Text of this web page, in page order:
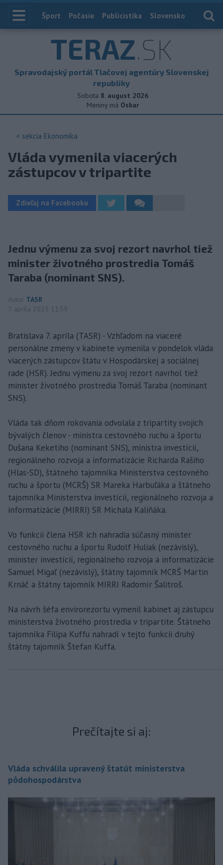
Index
Šport Počasie Publicistika Slovensko
TERAZ.SK
Spravodajský portál Tlačovej agentúry Slovenskej
republiky
Sobota 8. august 2026
Meniny má Oskar
< sekcia Ekonomika
Vláda vymenila viacerých
zástupcov v tripartite
Zdieľaj na Facebooku
Jednu výmenu za svoj rezort navrhol tiež
minister životného prostredia Tomáš
Taraba (nominant SNS).
Autor TASR
7. apríla 2025 11:59
Bratislava 7. apríla (TASR) - Vzhľadom na viaceré
personálne zmeny v kabinete vymenila v pondelok vláda
viacerých zástupcov štátu v Hospodárskej a sociálnej
rade (HSR). Jednu výmenu za svoj rezort navrhol tiež
minister životného prostredia Tomáš Taraba (nominant
SNS).
Vláda tak dňom rokovania odvolala z tripartity svojich
bývalých členov - ministra cestovného ruchu a športu
Dušana Keketiho (nominant SNS), ministra investícií,
regionálneho rozvoja a informatizácie Richarda Rašiho
(Hlas-SD), štátneho tajomníka Ministerstva cestovného
ruchu a športu (MCRŠ) SR Mareka Harbuľáka a štátneho
tajomníka Ministerstva investícií, regionálneho rozvoja a
informatizácie (MIRRI) SR Michala Kaliňáka.
Vo funkcii člena HSR ich nahradia súčasný minister
cestovného ruchu a športu Rudolf Huliak (nezávislý),
minister investícií, regionálneho rozvoja a informatizácie
Samuel Migaľ (nezávislý), štátny tajomník MCRŠ Martin
Krnáč a štátny tajomník MIRRI Radomír Šalitroš.
Na návrh šéfa envirorezortu vymenil kabinet aj zástupcu
ministerstva životného prostredia v tripartite. Štátneho
tajomníka Filipa Kuffu nahradí v tejto funkcii druhý
štátny tajomník Štefan Kuffa.
Prečítajte si aj:
Vláda schválila upravený štatút ministerstva
pôdohospodárstva